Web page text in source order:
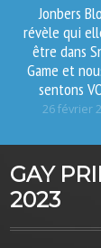
Jonbers
révèle qui
être dans
Game et
sentons
26 février
GAY
2023